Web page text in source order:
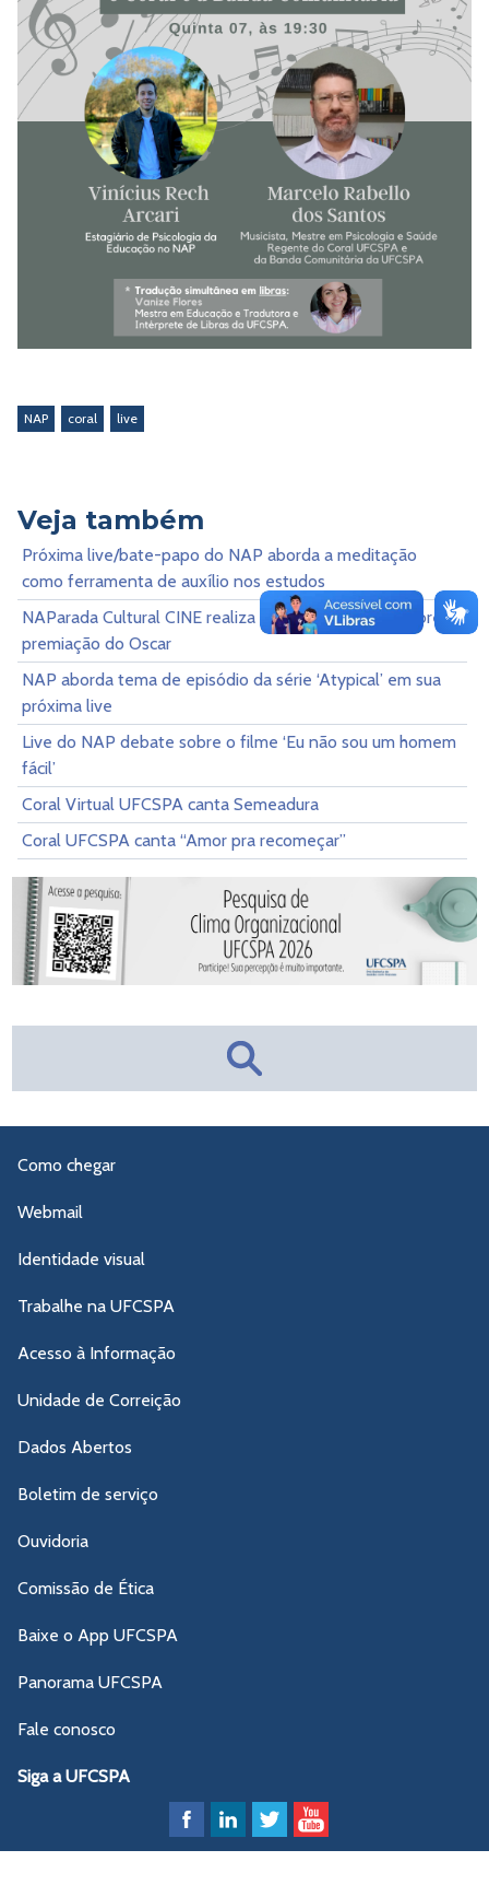
NAP coral live
Veja também
Próxima live/bate-papo do NAP aborda a meditação
como ferramenta de auxílio nos estudos
NAParada Cultural CINE realiza live de bate-papo sobre a
premiação do Oscar
NAP aborda tema de episódio da série ‘Atypical’ em sua
próxima live
Live do NAP debate sobre o filme ‘Eu não sou um homem
fácil’
Coral Virtual UFCSPA canta Semeadura
Coral UFCSPA canta “Amor pra recomeçar”
Como chegar
Webmail
Identidade visual
Trabalhe na UFCSPA
Acesso à Informação
Unidade de Correição
Dados Abertos
Boletim de serviço
Ouvidoria
Comissão de Ética
Baixe o App UFCSPA
Panorama UFCSPA
Fale conosco
Siga a UFCSPA